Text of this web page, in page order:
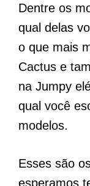
Dentre os
qual delas
o que mais
Cactus e
na Jumpy
qual você
modelos.
Esses são
esperamos